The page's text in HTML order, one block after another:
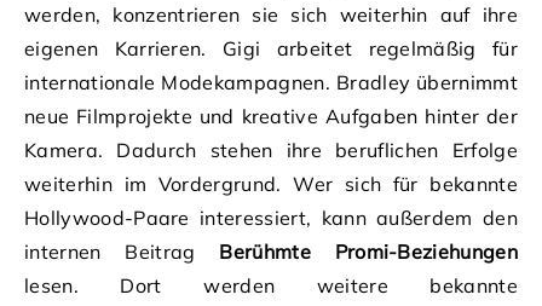
werden, konzentrieren sie sich weiterhin auf ihre
eigenen Karrieren. Gigi arbeitet regelmäßig für
internationale Modekampagnen. Bradley übernimmt
neue Filmprojekte und kreative Aufgaben hinter der
Kamera. Dadurch stehen ihre beruflichen Erfolge
weiterhin im Vordergrund. Wer sich für bekannte
Hollywood-Paare interessiert, kann außerdem den
internen Beitrag Berühmte Promi-Beziehungen
lesen. Dort werden weitere bekannte